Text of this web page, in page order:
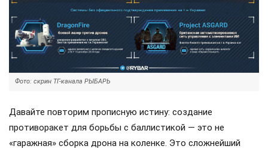
Фото: скрин ТГ-канала РЫБАРЬ
Давайте повторим прописную истину: создание
противоракет для борьбы с баллистикой — это не
«гаражная» сборка дрона на коленке. Это сложнейший